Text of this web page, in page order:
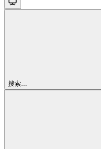
搜索...